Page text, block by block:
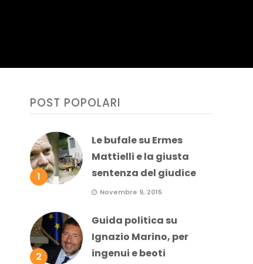
POST POPOLARI
1
Le bufale su Ermes
Mattielli e la giusta
sentenza del giudice
Novembre 9, 2015
2
Guida politica su
Ignazio Marino, per
ingenui e beoti